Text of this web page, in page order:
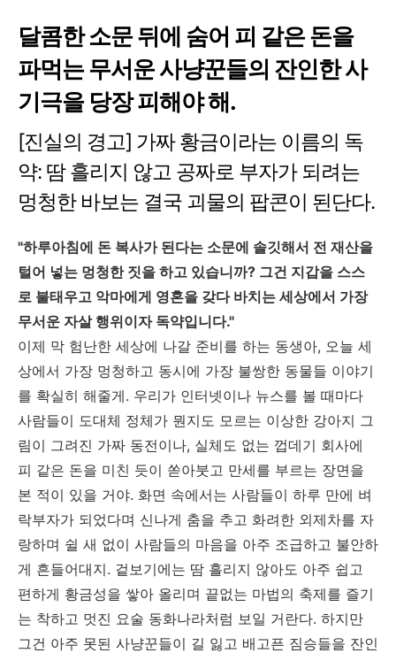
달콤한 소문 뒤에 숨어 피 같은 돈을
파먹는 무서운 사냥꾼들의 잔인한 사
기극을 당장 피해야 해.
[진실의 경고] 가짜 황금이라는 이름의 독
약: 땀 흘리지 않고 공짜로 부자가 되려는
멍청한 바보는 결국 괴물의 팝콘이 된단다.
"하루아침에 돈 복사가 된다는 소문에 솔깃해서 전 재산을
털어 넣는 멍청한 짓을 하고 있습니까? 그건 지갑을 스스
로 불태우고 악마에게 영혼을 갖다 바치는 세상에서 가장
무서운 자살 행위이자 독약입니다."
이제 막 험난한 세상에 나갈 준비를 하는 동생아, 오늘 세
상에서 가장 멍청하고 동시에 가장 불쌍한 동물들 이야기
를 확실히 해줄게. 우리가 인터넷이나 뉴스를 볼 때마다
사람들이 도대체 정체가 뭔지도 모르는 이상한 강아지 그
림이 그려진 가짜 동전이나, 실체도 없는 껍데기 회사에
피 같은 돈을 미친 듯이 쏟아붓고 만세를 부르는 장면을
본 적이 있을 거야. 화면 속에서는 사람들이 하루 만에 벼
락부자가 되었다며 신나게 춤을 추고 화려한 외제차를 자
랑하며 쉴 새 없이 사람들의 마음을 아주 조급하고 불안하
게 흔들어대지. 겉보기에는 땀 흘리지 않아도 아주 쉽고
편하게 황금성을 쌓아 올리며 끝없는 마법의 축제를 즐기
는 착하고 멋진 요술 동화나라처럼 보일 거란다. 하지만
그건 아주 못된 사냥꾼들이 길 잃고 배고픈 짐승들을 잔인